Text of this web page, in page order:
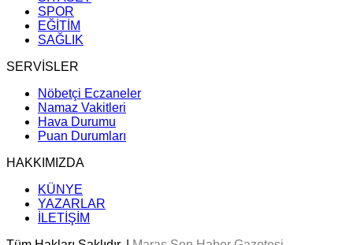
SPOR
EĞİTİM
SAĞLIK
SERVİSLER
Nöbetçi Eczaneler
Namaz Vakitleri
Hava Durumu
Puan Durumları
HAKKIMIZDA
KÜNYE
YAZARLAR
İLETİŞİM